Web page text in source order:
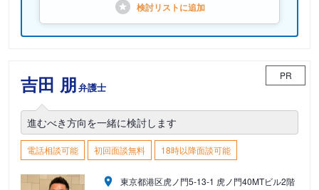
検討リストに追加
吉田 朋弁護士
PR
進むべき方向を一緒に検討します
電話相談可能 初回面談無料 18時以降面談可能
東京都港区虎ノ門5-13-1 虎ノ門40MTビル2階